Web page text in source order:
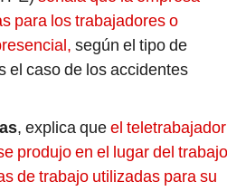
según el tipo de
el caso de los accidentes
produjo en el lugar del trabajo,
de trabajo utilizadas para su